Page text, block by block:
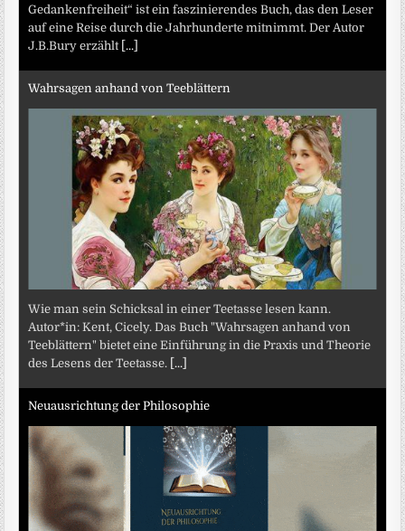
Gedankenfreiheit“ ist ein faszinierendes Buch, das den Leser
auf eine Reise durch die Jahrhunderte mitnimmt. Der Autor
J.B.Bury erzählt [...]
Wahrsagen anhand von Teeblättern
Wie man sein Schicksal in einer Teetasse lesen kann.
Autor*in: Kent, Cicely. Das Buch "Wahrsagen anhand von
Teeblättern" bietet eine Einführung in die Praxis und Theorie
des Lesens der Teetasse. [...]
Neuausrichtung der Philosophie